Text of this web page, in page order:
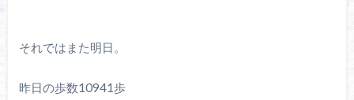
それではまた明日。
昨日の歩数10941歩